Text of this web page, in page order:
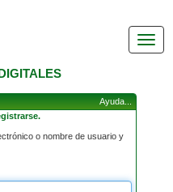
Ayuda...
o nombre de usuario y